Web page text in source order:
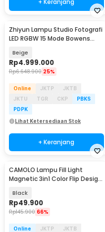
Zhiyun Lampu Studio Fotografi
LED RGBW 15 Mode Bowens
Beige
Rp4.999.000
Rp6.648.900 25%
Online JKTP
JKTB
JKTU
TGR CKP
PBKS
PDPK
Lihat Ketersediaan Stok
+ Keranjang
CAMOLO Lampu Fill Light
Magnetic 3in1 Color Flip Design
Black
Rp49.900
Rp145.900 66%
Online JKTP
JKTB